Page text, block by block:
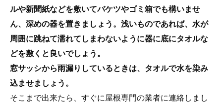
ルや新聞紙などを敷いてバケツやゴミ箱でも構いませ
ん、深めの器を置きましょう。浅いものであれば、水が
周囲に跳ねて濡れてしまわないように器に底にタオルな
どを敷くと良いでしょう。
窓サッシから雨漏りしているときは、タオルで水を染み
込ませましょう。
そこまで出来たら、すぐに屋根専門の業者に連絡しまし